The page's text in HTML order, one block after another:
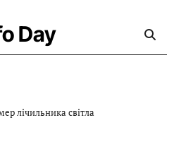
Day
лічильника світла